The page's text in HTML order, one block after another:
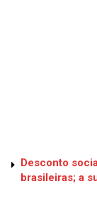
Desconto
brasileiras; a